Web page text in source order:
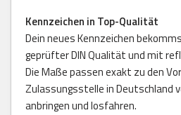
Kennzeichen in Top-Qualität
Dein neues Kennzeichen
geprüfter DIN Qualität und mit
Die Maße passen exakt zu den
Zulassungsstelle in Deutschland
anbringen und losfahren.